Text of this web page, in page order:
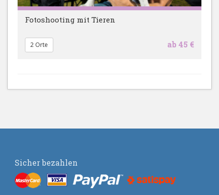
Fotoshooting mit Tieren
ab 45 €
2 Orte
Sicher bezahlen